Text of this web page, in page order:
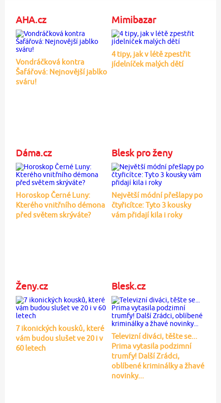
AHA.cz
Vondráčková kontra
Šafářová: Nejnovější jablko
sváru!
Mimibazar
4 tipy, jak v létě zpestřit
jídelníček malých dětí
Dáma.cz
Horoskop Černé Luny:
Kterého vnitřního démona
před světem skrýváte?
Blesk pro ženy
Největší módní přešlapy po
čtyřicítce: Tyto 3 kousky
vám přidají kila i roky
Ženy.cz
7 ikonických kousků, které
vám budou slušet ve 20 i v
60 letech
Blesk.cz
Televizní diváci, těšte se...
Prima vytasila podzimní
trumfy! Další Zrádci,
oblíbené kriminálky a žhavé
novinky...